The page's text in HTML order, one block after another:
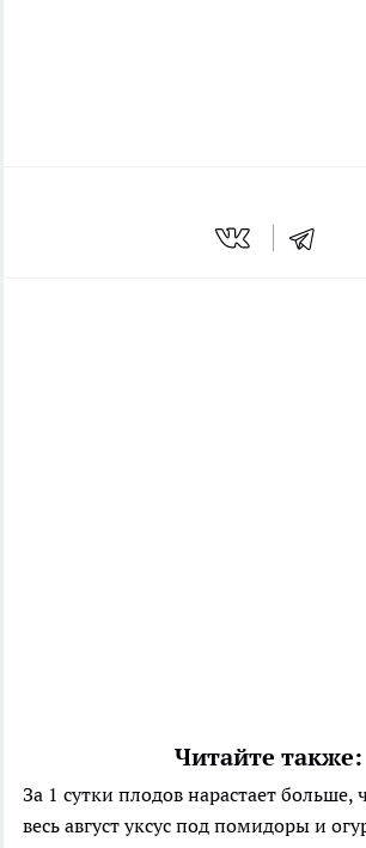
Читайте также:
За 1 сутки плодов нарастает
весь август уксус под помидоры и